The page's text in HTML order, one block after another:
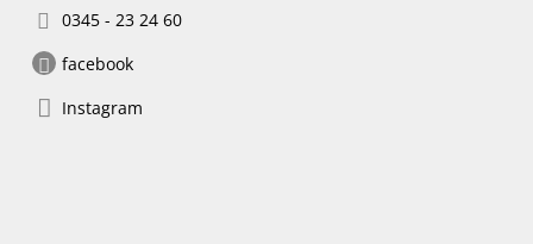
0345 - 23 24 60
facebook
Instagram